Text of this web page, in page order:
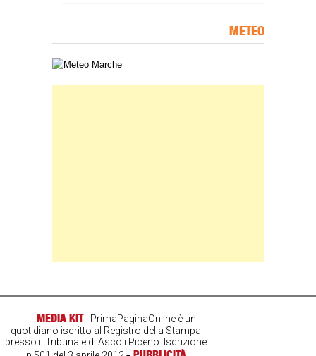
METEO
Carta meteorologica delle Marche
MEDIA KIT- PrimaPaginaOnline è un
quotidiano iscritto al Registro della Stampa
presso il Tribunale di Ascoli Piceno. Iscrizione